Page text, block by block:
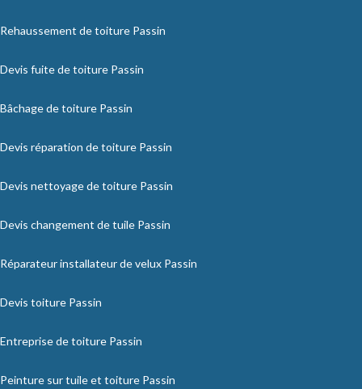
Rehaussement de toiture Passin
Devis fuite de toiture Passin
Bâchage de toiture Passin
Devis réparation de toiture Passin
Devis nettoyage de toiture Passin
Devis changement de tuile Passin
Réparateur installateur de velux Passin
Devis toiture Passin
Entreprise de toiture Passin
Peinture sur tuile et toiture Passin